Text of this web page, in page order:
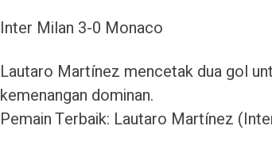
Inter Milan 3-0 Monaco
Lautaro Martínez mencetak dua gol
kemenangan dominan.
Pemain Terbaik: Lautaro Martínez